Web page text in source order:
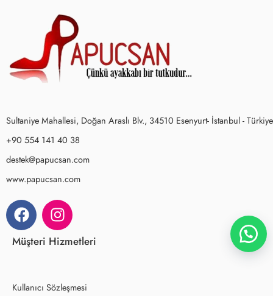
Sultaniye Mahallesi, Doğan Araslı Blv., 34510 Esenyurt- İstanbul - Türkiye
+90 554 141 40 38
destek@papucsan.com
www.papucsan.com
Müşteri Hizmetleri
Kullanıcı Sözleşmesi